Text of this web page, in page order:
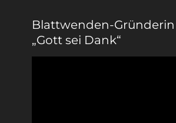
Blattwenden-Gründerin
„Gott sei Dank“